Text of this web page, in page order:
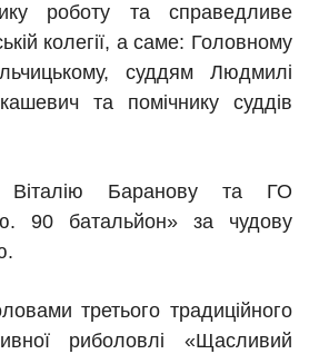
роботу та справедливе
колегії, а саме: Головному
суддям Людмилі
та помічнику суддів
Баранову та ГО
90 батальйон» за чудову
третього традиційного
риболовлі «Щасливий